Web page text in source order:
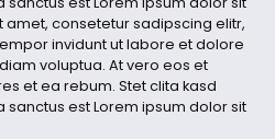
amet, consetetur sadipscing elitr,
invidunt ut labore et dolore
voluptua. At vero eos et
et ea rebum. Stet clita kasd
est Lorem ipsum dolor sit